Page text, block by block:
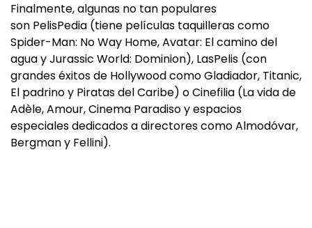
Finalmente, algunas no tan populares
son PelisPedia (tiene películas taquilleras como
Spider-Man: No Way Home, Avatar: El camino del
agua y Jurassic World: Dominion), LasPelis (con
grandes éxitos de Hollywood como Gladiador, Titanic,
El padrino y Piratas del Caribe) o Cinefilia (La vida de
Adèle, Amour, Cinema Paradiso y espacios
especiales dedicados a directores como Almodóvar,
Bergman y Fellini).